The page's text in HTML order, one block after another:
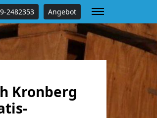
2482353 Angebot
Kronberg